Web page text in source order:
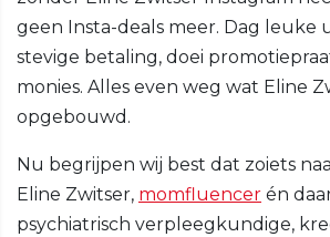
geen Insta-deals meer. Dag leuke
stevige betaling, doei
monies. Alles even weg wat Eline
opgebouwd.
Nu begrijpen wij best dat zoiets
Eline Zwitser, momfluencer én
psychiatrisch verpleegkundige,